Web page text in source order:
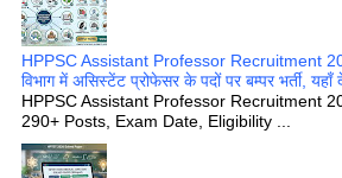
HPPSC Assistant Professor Recruitment
विभाग में असिस्टेंट प्रोफेसर के पदों पर बम्पर भर्ती, यहाँ
HPPSC Assistant Professor Recruitment
290+ Posts, Exam Date, Eligibility ...